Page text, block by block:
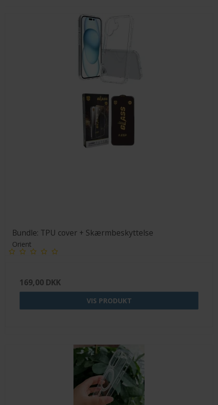
Bundle: TPU cover + Skærmbeskyttelse
Orient
169,00 DKK
VIS PRODUKT